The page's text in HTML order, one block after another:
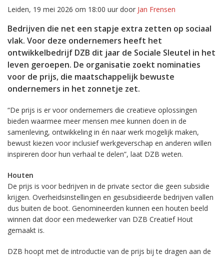
Leiden, 19 mei 2026 om 18:00 uur door Jan Frensen
Bedrijven die net een stapje extra zetten op sociaal
vlak. Voor deze ondernemers heeft het
ontwikkelbedrijf DZB dit jaar de Sociale Sleutel in het
leven geroepen. De organisatie zoekt nominaties
voor de prijs, die maatschappelijk bewuste
ondernemers in het zonnetje zet.
“De prijs is er voor ondernemers die creatieve oplossingen
bieden waarmee meer mensen mee kunnen doen in de
samenleving, ontwikkeling in én naar werk mogelijk maken,
bewust kiezen voor inclusief werkgeverschap en anderen willen
inspireren door hun verhaal te delen”, laat DZB weten.
Houten
De prijs is voor bedrijven in de private sector die geen subsidie
krijgen. Overheidsinstellingen en gesubsidieerde bedrijven vallen
dus buiten de boot. Genomineerden kunnen een houten beeld
winnen dat door een medewerker van DZB Creatief Hout
gemaakt is.
DZB hoopt met de introductie van de prijs bij te dragen aan de